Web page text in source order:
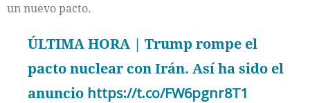
un nuevo pacto.
ÚLTIMA HORA | Trump rompe el
pacto nuclear con Irán. Así ha sido el
anuncio https://t.co/FW6pgnr8T1